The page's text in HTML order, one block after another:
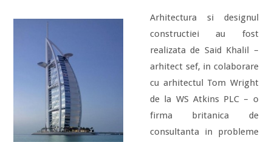
Arhitectura si designul
constructiei au fost
realizata de Said Khalil –
arhitect sef, in colaborare
cu arhitectul Tom Wright
de la WS Atkins PLC – o
firma britanica de
consultanta in probleme